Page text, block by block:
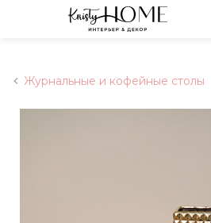
Журнальные и кофейные столы